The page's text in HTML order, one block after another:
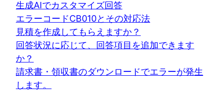
生成AIでカスタマイズ回答
エラーコードCB010とその対応法
見積を作成してもらえますか？
回答状況に応じて、回答項目を追加できます
か？
請求書・領収書のダウンロードでエラーが発生
します。